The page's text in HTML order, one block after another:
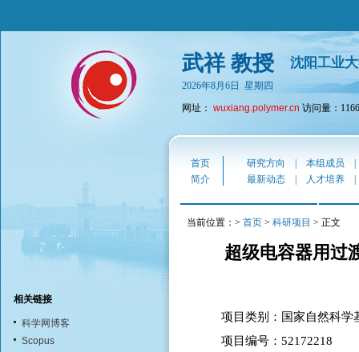
武祥 教授 沈阳工业
2026年8月6日 星期四
网址： wuxiang.polymer.cn 访问量：
相关链接
科学网博客
Scopus
首页 研究方向 本组成员
简介
最新动态 人才培养
当前位置：> 首页 > 科研项目 > 正文
超级电容器用过
项目类别：国家自然科学
项目编号：52172218